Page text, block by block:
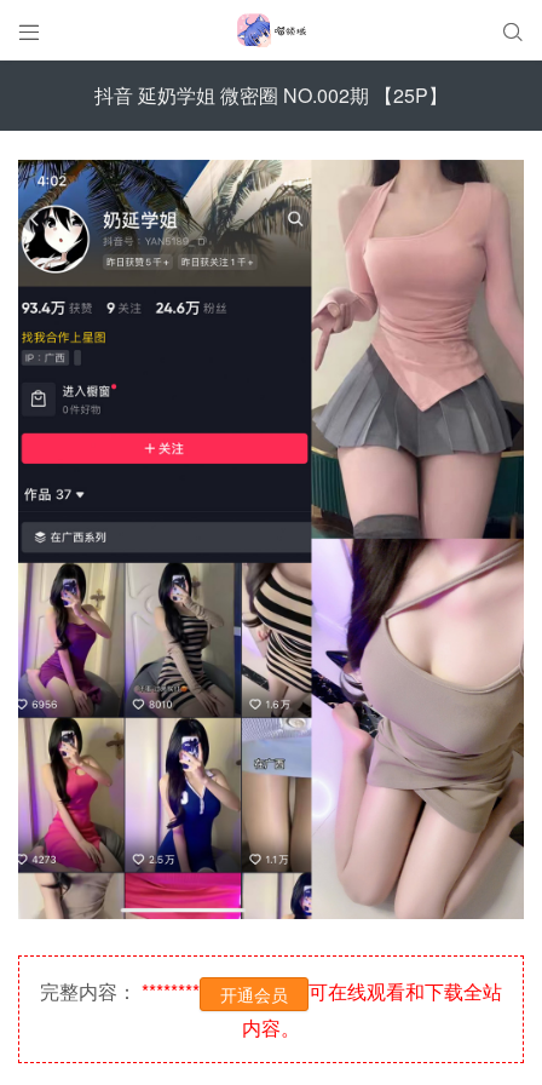
 
抖音 延奶学姐 微密圈 NO.002期 【25P】
完整内容： ******** 开通会员
可在线观看和下载全站
内容。